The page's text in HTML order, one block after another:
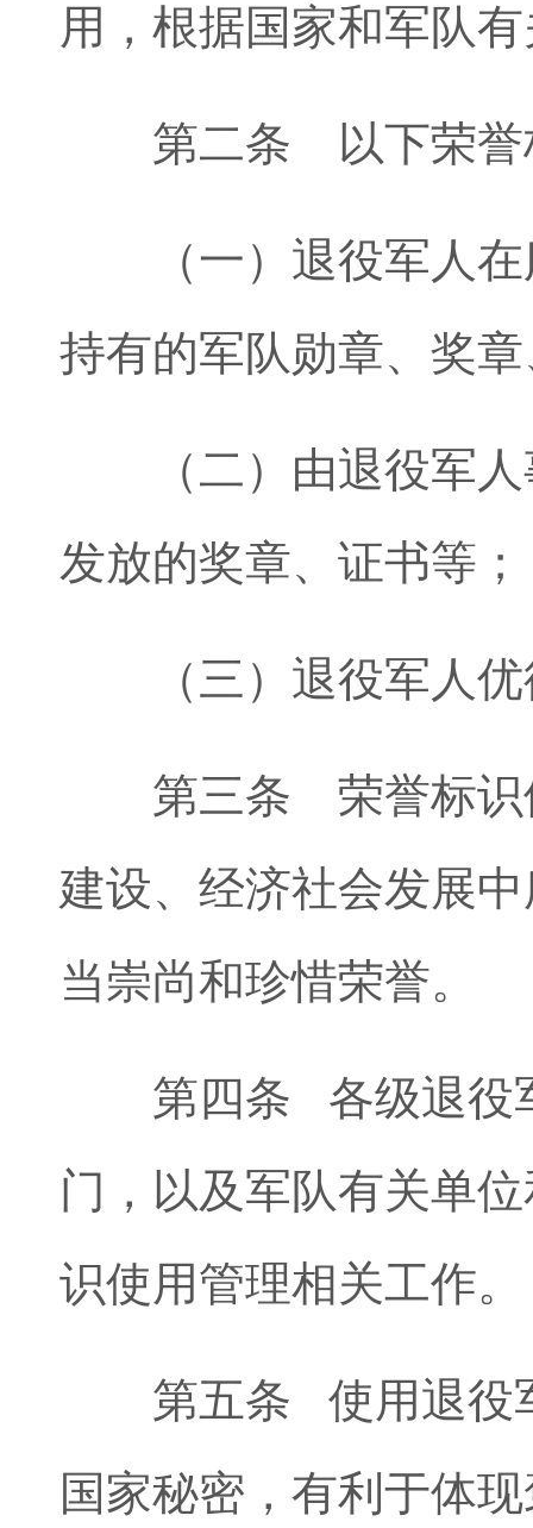
用，根据国家和军队
第二条 以下荣誉标
（一）退役军人在
持有的军队勋章、奖
（二）由退役军人
发放的奖章、证书等；
（三）退役军人优
第三条 荣誉标识体
建设、经济社会发展
当崇尚和珍惜荣誉。
第四条 各级退役军
门，以及军队有关单
识使用管理相关工作。
第五条 使用退役军
国家秘密，有利于体